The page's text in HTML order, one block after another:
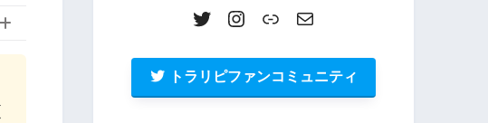
トラリピファンコミュニティ